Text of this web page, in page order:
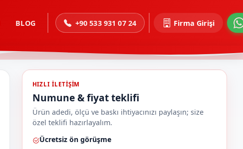
BLOG +90 533 931 07 24 Firma Girişi
HIZLI ILETIŞIM
Numune & fiyat teklifi
Ürün adedi, ölçü ve baskı ihtiyacınızı paylaşın; size
özel teklifi hazırlayalım.
Ücretsiz ön görüşme